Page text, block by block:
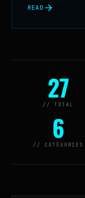
READ
27
// TOTAL
6
// CATEGORIES